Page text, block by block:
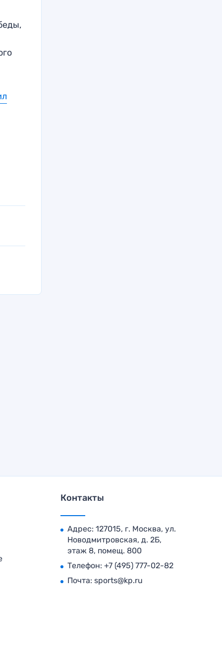
Контакты
Адрес: 127015, г. Москва, ул.
Новодмитровская, д. 2Б,
этаж 8, помещ. 800
Телефон: +7 (495) 777-02-82
Почта: sports@kp.ru